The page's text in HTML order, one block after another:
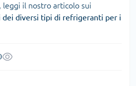
leggi il nostro articolo sui
dei diversi tipi di refrigeranti per i